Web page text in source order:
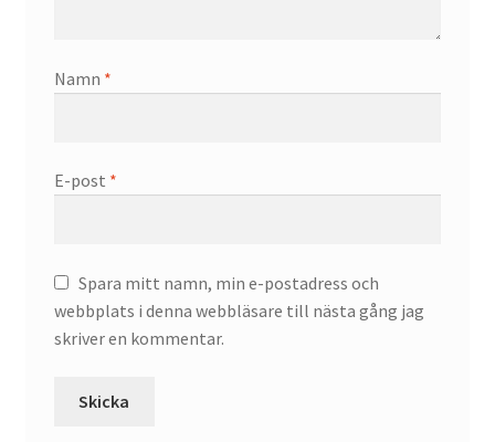
Namn *
E-post *
Spara mitt namn, min e-postadress och
webbplats i denna webbläsare till nästa gång jag
skriver en kommentar.